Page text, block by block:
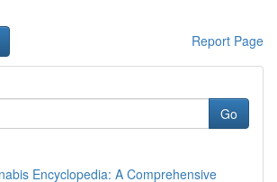
Report Page
Go
Encyclopedia: A Comprehensive